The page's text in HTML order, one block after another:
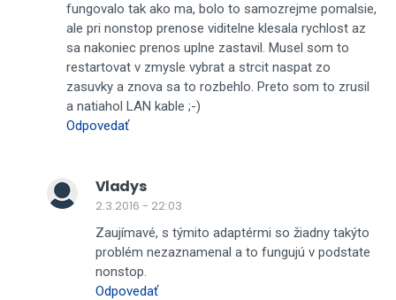
fungovalo tak ako ma, bolo to samozrejme pomalsie,
ale pri nonstop prenose viditelne klesala rychlost az
sa nakoniec prenos uplne zastavil. Musel som to
restartovat v zmysle vybrat a strcit naspat zo
zasuvky a znova sa to rozbehlo. Preto som to zrusil
a natiahol LAN kable ;-)
Odpovedať
Vladys
2.3.2016 - 22:03
Zaujímavé, s týmito adaptérmi so žiadny takýto
problém nezaznamenal a to fungujú v podstate
nonstop.
Odpovedať